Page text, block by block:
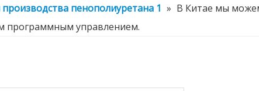
пенополиуретана 1 » В Китае мы
программным управлением.